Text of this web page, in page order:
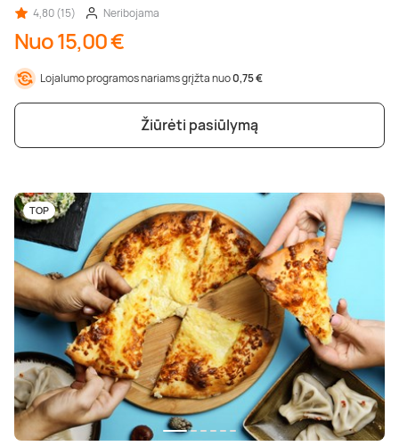
4,80 (15)
Neribojama
Nuo 15,00 €
Lojalumo programos nariams grįžta nuo0,75 €
Žiūrėti pasiūlymą
TOP